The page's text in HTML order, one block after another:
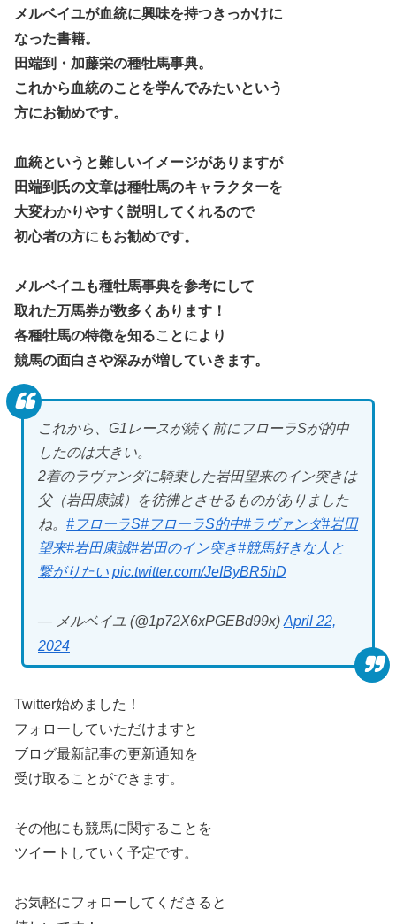
メルベイユが血統に興味を持つきっかけに
なった書籍。
田端到・加藤栄の種牡馬事典。
これから血統のことを学んでみたいという
方にお勧めです。
血統というと難しいイメージがありますが
田端到氏の文章は種牡馬のキャラクターを
大変わかりやすく説明してくれるので
初心者の方にもお勧めです。
メルベイユも種牡馬事典を参考にして
取れた万馬券が数多くあります！
各種牡馬の特徴を知ることにより
競馬の面白さや深みが増していきます。
これから、G1レースが続く前にフローラSが的中
したのは大きい。
2着のラヴァンダに騎乗した岩田望来のイン突きは
父（岩田康誠）を彷彿とさせるものがありました
ね。 #フローラS#フローラS的中#ラヴァンダ#岩田
望来#岩田康誠#岩田のイン突き#競馬好きな人と
繋がりたい pic.twitter.com/JeIByBR5hD
— メルベイユ (@1p72X6xPGEBd99x) April 22,
2024
Twitter始めました！
フォローしていただけますと
ブログ最新記事の更新通知を
受け取ることができます。
その他にも競馬に関することを
ツイートしていく予定です。
お気軽にフォローしてくださると